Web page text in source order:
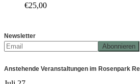
€25,00
Newsletter
Anstehende Veranstaltungen im Rosenpark